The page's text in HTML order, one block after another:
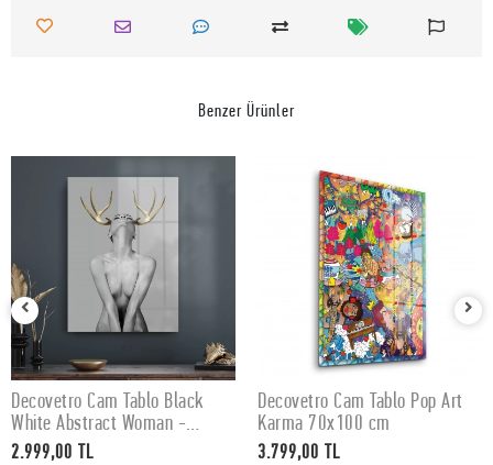
Benzer Ürünler
SEPETE EKLE
Decovetro Cam Tablo Black
White Abstract Woman -
50x70 cm
2.999,00 TL
SEPETE EKLE
Decovetro Cam Tablo Pop Art
Karma 70x100 cm
3.799,00 TL